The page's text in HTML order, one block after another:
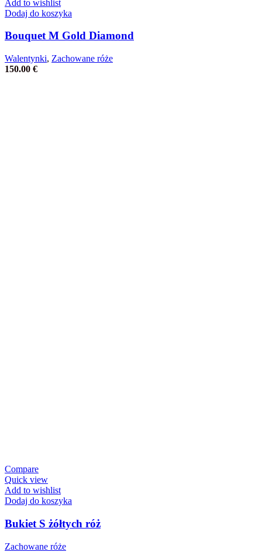
Add to wishlist
Dodaj do koszyka
Bouquet M Gold Diamond
Walentynki, Zachowane róże
150.00 €
Compare
Quick view
Add to wishlist
Dodaj do koszyka
Bukiet S żółtych róż
Zachowane róże